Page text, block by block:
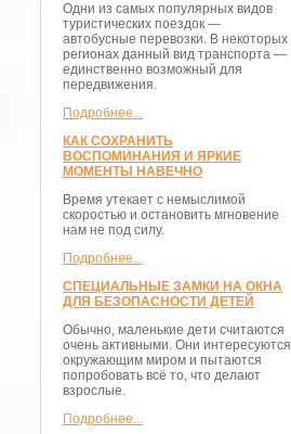
Одни из самых популярных видов
туристических поездок —
автобусные перевозки. В некоторых
регионах данный вид транспорта —
единственно возможный для
передвижения.
Подробнее...
КАК СОХРАНИТЬ
ВОСПОМИНАНИЯ И ЯРКИЕ
МОМЕНТЫ НАВЕЧНО
Время утекает с немыслимой
скоростью и остановить мгновение
нам не под силу.
Подробнее...
СПЕЦИАЛЬНЫЕ ЗАМКИ НА ОКНА
ДЛЯ БЕЗОПАСНОСТИ ДЕТЕЙ
Обычно, маленькие дети считаются
очень активными. Они интересуются
окружающим миром и пытаются
попробовать всё то, что делают
взрослые.
Подробнее...